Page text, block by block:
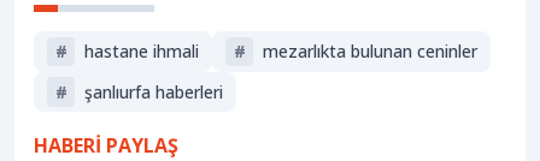
# hastane ihmali #
mezarlıkta bulunan ceninler
#
şanlıurfa haberleri
HABERİ PAYLAŞ